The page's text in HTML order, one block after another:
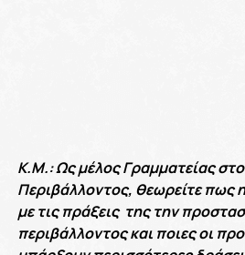
Κ.Μ.: Ως μέλος Γραμματείας
Περιβάλλοντος, θεωρείτε πως
με τις πράξεις της την
περιβάλλοντος και ποιες οι